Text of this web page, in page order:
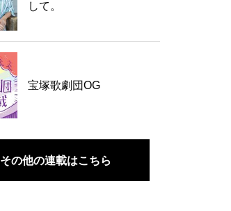
して。
宝塚歌劇団OG
その他の連載はこちら